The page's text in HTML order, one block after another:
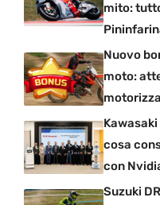
mito:
Nuovo
moto:
Kawasaki
cosa
con
Suzuki